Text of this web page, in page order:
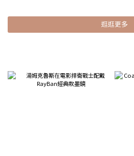
逛逛更多